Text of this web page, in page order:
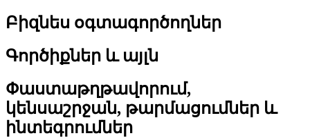
Բիզնես օգտագործողներ
Գործիքներ և այլն
Փաստաթղթավորում,
կենսաշրջան, թարմացումներ և
ինտեգրումներ